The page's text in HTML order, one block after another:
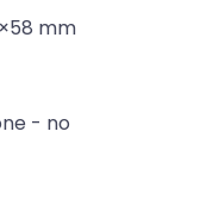
mm
- no